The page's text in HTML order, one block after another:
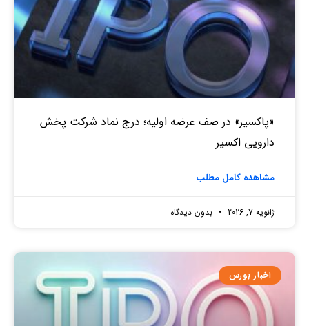
«پاکسیر» در صف عرضه اولیه؛ درج نماد شرکت پخش
دارویی اکسیر
مشاهده کامل مطلب
ژانویه 7, 2026 بدون دیدگاه
اخبار بورس